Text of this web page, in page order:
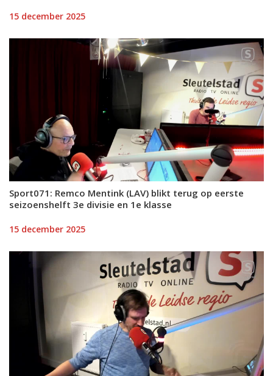
15 december 2025
Sport071: Remco Mentink (LAV) blikt terug op eerste
seizoenshelft 3e divisie en 1e klasse
15 december 2025